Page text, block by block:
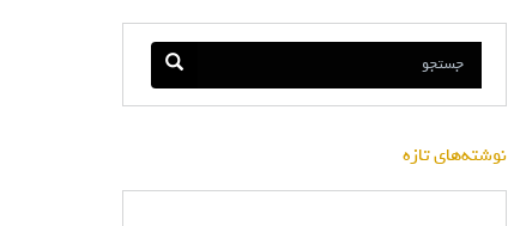
نوشته‌های تازه